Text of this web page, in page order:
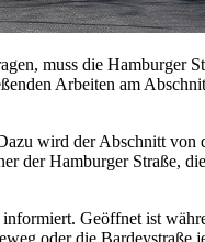
muss die Hamburger
Arbeiten am
wird der Abschnitt
Hamburger Straße,
Geöffnet ist